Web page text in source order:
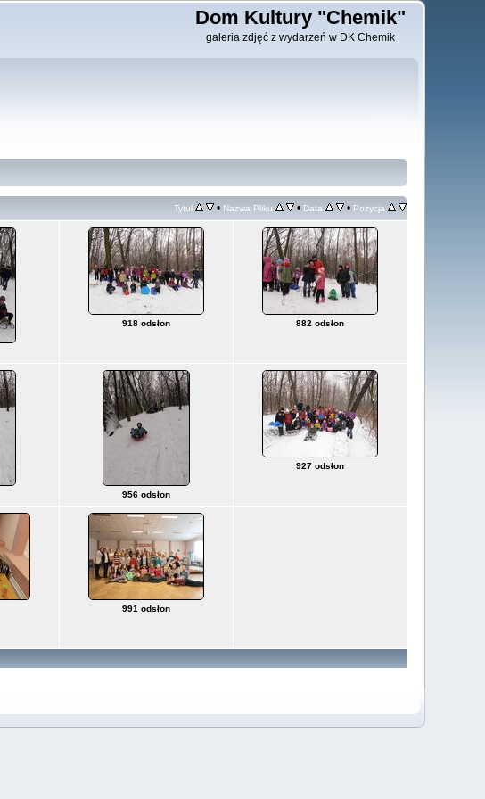
Dom Kultury "Chemik"
galeria zdjęć z wydarzeń w DK Chemik
Tytuł • Nazwa Pliku • Data • Pozycja
918 odsłon 882 odsłon
956 odsłon
927 odsłon
991 odsłon